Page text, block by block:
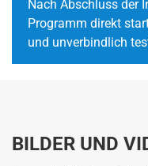
Nach Abschluss der
Programm direkt
und unverbindlich
BILDER UND